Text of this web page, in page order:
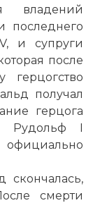
владений
последнего
и супруги
после
получал
герцога
Рудольф I
смерти